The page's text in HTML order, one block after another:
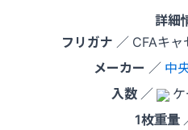
詳細
フリガナ ／ CFAキ
メーカー ／ 中
入数／
ケ
1枚重量